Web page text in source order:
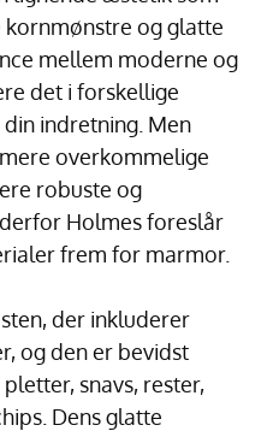
og glatte
mellem moderne og
det i forskellige
indretning. Men
overkommelige
robuste og
Holmes foreslår
frem for marmor.
der inkluderer
og den er bevidst
snavs, rester,
Dens glatte